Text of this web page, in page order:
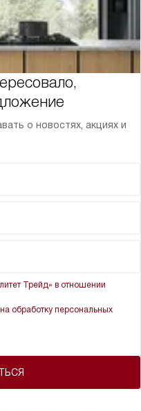
о новостях, акциях и
Трейд» в отношении
обработку персональных